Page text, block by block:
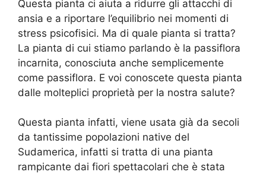
Questa pianta ci aiuta a ridurre gli attacchi di
ansia e a riportare l’equilibrio nei momenti di
stress psicofisici. Ma di quale pianta si tratta?
La pianta di cui stiamo parlando è la passiflora
incarnita, conosciuta anche semplicemente
come passiflora. E voi conoscete questa pianta
dalle molteplici proprietà per la nostra salute?
Questa pianta infatti, viene usata già da secoli
da tantissime popolazioni native del
Sudamerica, infatti si tratta di una pianta
rampicante dai fiori spettacolari che è stata